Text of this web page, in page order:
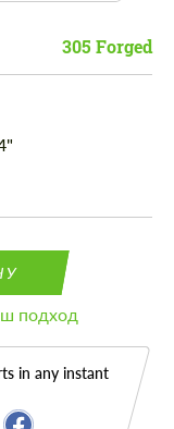
305 Forged
подход
in any instant